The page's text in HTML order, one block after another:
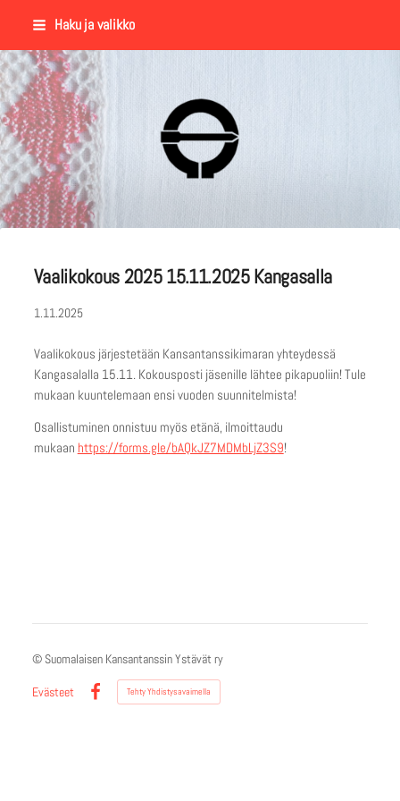
Siirry
sisältöön
Haku ja valikko
Suomalaisen Kansantanssin
Vaalikokous 2025 15.11.2025 Kangasalla
1.11.2025
Vaalikokous järjestetään Kansantanssikimaran yhteydessä
Kangasalalla 15.11. Kokousposti jäsenille lähtee pikapuoliin! Tule
mukaan kuuntelemaan ensi vuoden suunnitelmista!
Osallistuminen onnistuu myös etänä, ilmoittaudu
mukaan https://forms.gle/bAQkJZ7MDMbLjZ3S9!
© Suomalaisen Kansantanssin Ystävät ry
Evästeet
Facebook
Tehty Yhdistysavaimella